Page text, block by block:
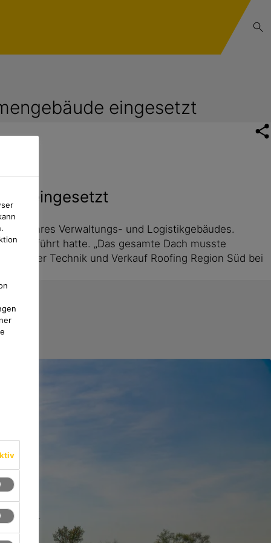
eingesetzt
eingesetzt
ihres Verwaltungs- und Logistikgebäudes.
geführt hatte. „Das gesamte Dach musste
Technik und Verkauf Roofing Region Süd bei